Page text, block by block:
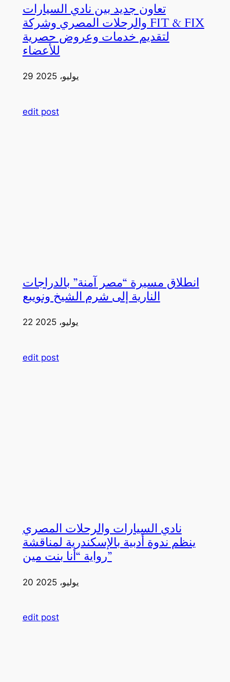
تعاون جديد بين نادي السيارات
والرحلات المصري وشركة FIT & FIX
لتقديم خدمات وعروض حصرية
للأعضاء
29 يوليو، 2025
edit post
انطلاق مسيرة “مصر آمنة” بالدراجات
النارية إلى شرم الشيخ ونويبع
22 يوليو، 2025
edit post
نادي السيارات والرحلات المصري
ينظم ندوة أدبية بالإسكندرية لمناقشة
رواية “أنا بنت مين”
20 يوليو، 2025
edit post